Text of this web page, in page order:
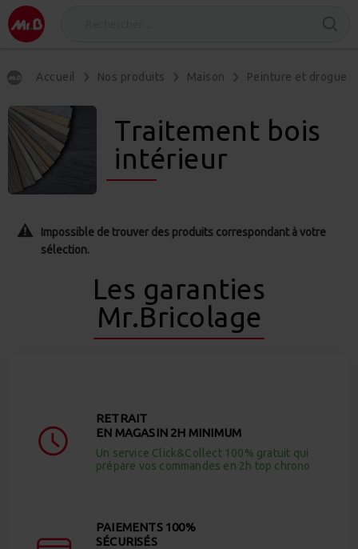
Accueil Nos produits Maison Peinture et
Traitement bois
intérieur
Impossible de trouver des produits correspondant à votre
sélection.
Les garanties
Mr.Bricolage
RETRAIT
EN MAGASIN 2H MINIMUM
Un service Click&Collect 100% gratuit qui
prépare vos commandes en 2h top chrono
PAIEMENTS 100%
SÉCURISÉS